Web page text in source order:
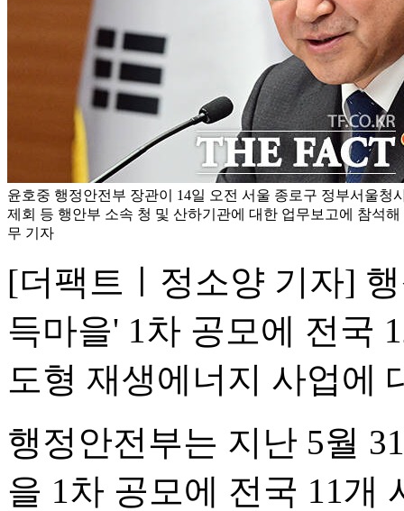
윤호중 행정안전부 장관이 14일 오전 서울 종로구 정부서울청
제회 등 행안부 소속 청 및 산하기관에 대한 업무보고에 참석
무 기자
[더팩트ㅣ정소양 기자]
득마을' 1차 공모에 전국
도형 재생에너지 사업에
행정안전부는 지난 5월
을 1차 공모에 전국 11개